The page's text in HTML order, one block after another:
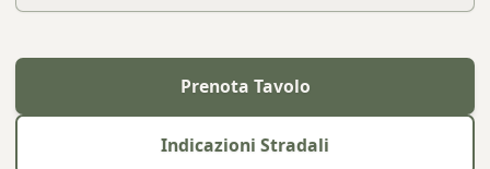
Prenota Tavolo
Indicazioni Stradali